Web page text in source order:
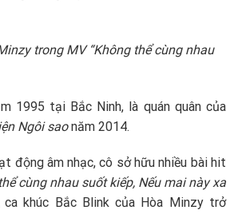
trong MV “Không thể cùng nhau
1995 tại Bắc Ninh, là quán quân của
Ngôi saonăm 2014.
động âm nhạc, cô sở hữu nhiều bài hit
cùng nhau suốt kiếp, Nếu mai này xa
ca khúc Bắc Blink của Hòa Minzy trở